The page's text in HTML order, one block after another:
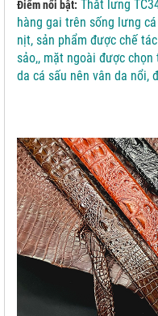
Điểm nổi bật: Thắt lưng
hàng gai trên sống lưng
nịt, sản phẩm được chế
sảo,, mặt ngoài được
da cá sấu nên vân da nổi,